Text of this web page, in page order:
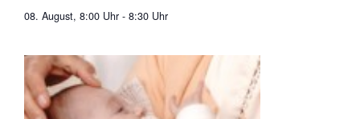
08. August, 8:00 Uhr - 8:30 Uhr